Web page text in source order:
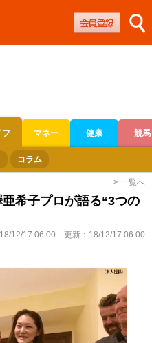
フ マネー 健康 競馬
コラム
> 一覧へ
希子プロが語る“3つの
18/12/17 06:00 更新： 18/12/17 06:00